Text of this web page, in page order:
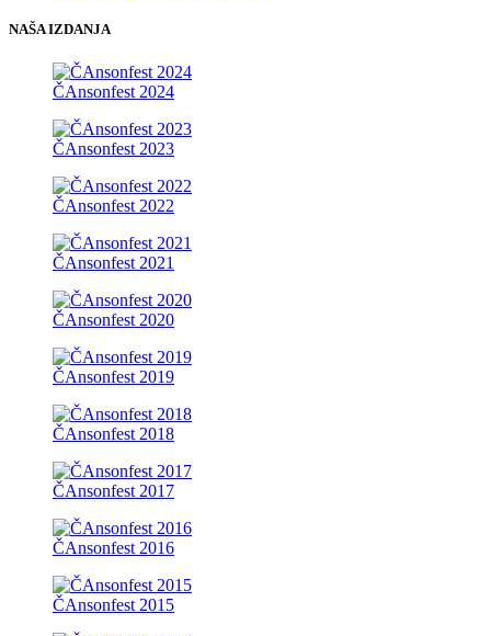
NAŠA IZDANJA
ČAnsonfest 2024
ČAnsonfest 2023
ČAnsonfest 2022
ČAnsonfest 2021
ČAnsonfest 2020
ČAnsonfest 2019
ČAnsonfest 2018
ČAnsonfest 2017
ČAnsonfest 2016
ČAnsonfest 2015